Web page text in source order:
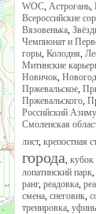
WOC, Астрогань,
Всероссийские
Вязовенька,
Чемпионат и
горы, Колодня,
Митинские
Новичок,
Пржевальское,
Пржевальского,
Российский
Смоленская
лист, крепостная
города, кубок
лопатинский парк,
ранг, реадовка,
смена, снеговик,
тренировка,